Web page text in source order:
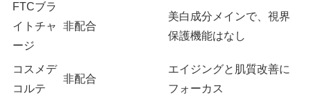
FTCブラ
イトチャ
ージ
非配合
美白成分メインで、視界
保護機能はなし
コスメデ
コルテ
非配合
エイジングと肌質改善に
フォーカス